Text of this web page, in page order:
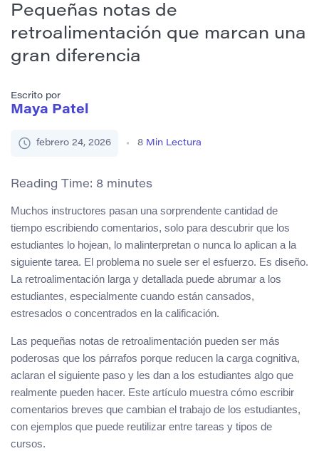
Pequeñas notas de
retroalimentación que marcan una
gran diferencia
Escrito por
Maya Patel
febrero 24, 2026 8 Min Lectura
Reading Time: 8 minutes
Muchos instructores pasan una sorprendente cantidad de
tiempo escribiendo comentarios, solo para descubrir que los
estudiantes lo hojean, lo malinterpretan o nunca lo aplican a la
siguiente tarea. El problema no suele ser el esfuerzo. Es diseño.
La retroalimentación larga y detallada puede abrumar a los
estudiantes, especialmente cuando están cansados,
estresados o concentrados en la calificación.
Las pequeñas notas de retroalimentación pueden ser más
poderosas que los párrafos porque reducen la carga cognitiva,
aclaran el siguiente paso y les dan a los estudiantes algo que
realmente pueden hacer. Este artículo muestra cómo escribir
comentarios breves que cambian el trabajo de los estudiantes,
con ejemplos que puede reutilizar entre tareas y tipos de
cursos.